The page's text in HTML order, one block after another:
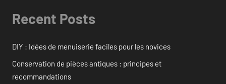
Recent Posts
DIY : Idées de menuiserie faciles pour les novices
Conservation de pièces antiques : principes et
recommandations